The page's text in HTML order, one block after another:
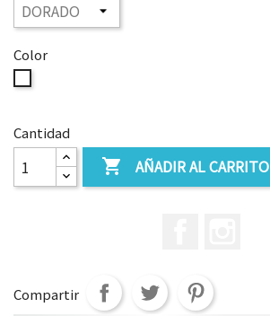
Color
Cantidad
 AÑADIR AL CARRITO
Compartir